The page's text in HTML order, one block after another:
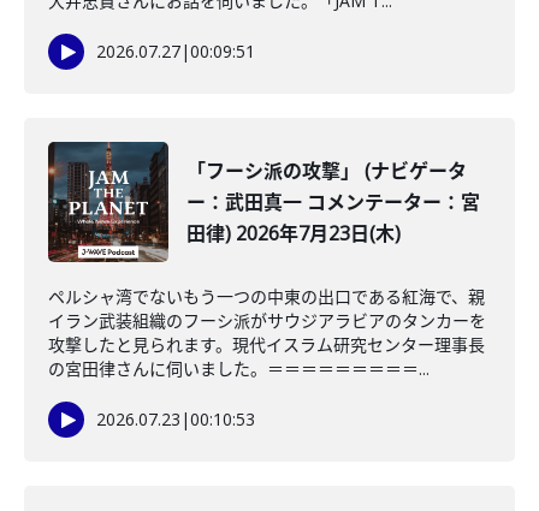
2026.07.27|00:09:51
「フーシ派の攻撃」 (ナビゲータ
ー：武田真一 コメンテーター：宮
田律) 2026年7月23日(木)
ペルシャ湾でないもう一つの中東の出口である紅海で、親
イラン武装組織のフーシ派がサウジアラビアのタンカーを
攻撃したと見られます。現代イスラム研究センター理事長
の宮田律さんに伺いました。＝＝＝＝＝＝＝＝＝...
2026.07.23 |00:10:53